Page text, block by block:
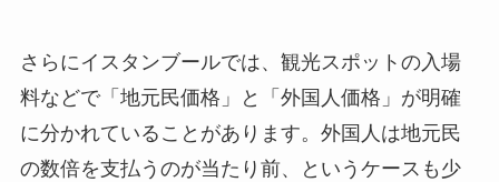
さらにイスタンブールでは、観光スポットの入場
料などで「地元民価格」と「外国人価格」が明確
に分かれていることがあります。外国人は地元民
の数倍を支払うのが当たり前、というケースも少